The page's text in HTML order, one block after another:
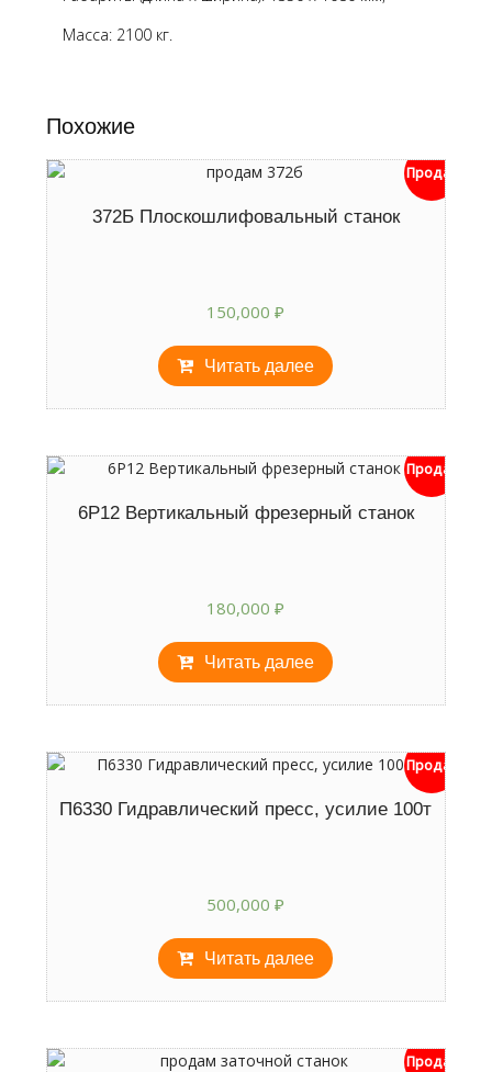
Масса: 2100 кг.
Похожие
Продан
372Б Плоскошлифовальный станок
150,000₽
Читать далее
Продан
6Р12 Вертикальный фрезерный станок
180,000₽
Читать далее
Продан
П6330 Гидравлический пресс, усилие 100т
500,000₽
Читать далее
Продан